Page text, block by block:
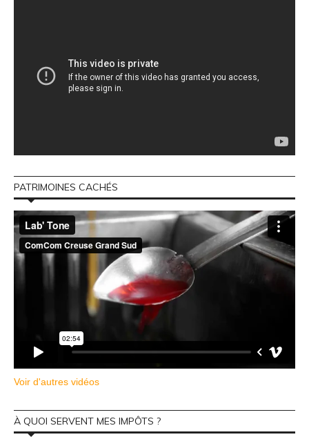
PATRIMOINES CACHÉS
Voir d'autres vidéos
À QUOI SERVENT MES IMPÔTS ?